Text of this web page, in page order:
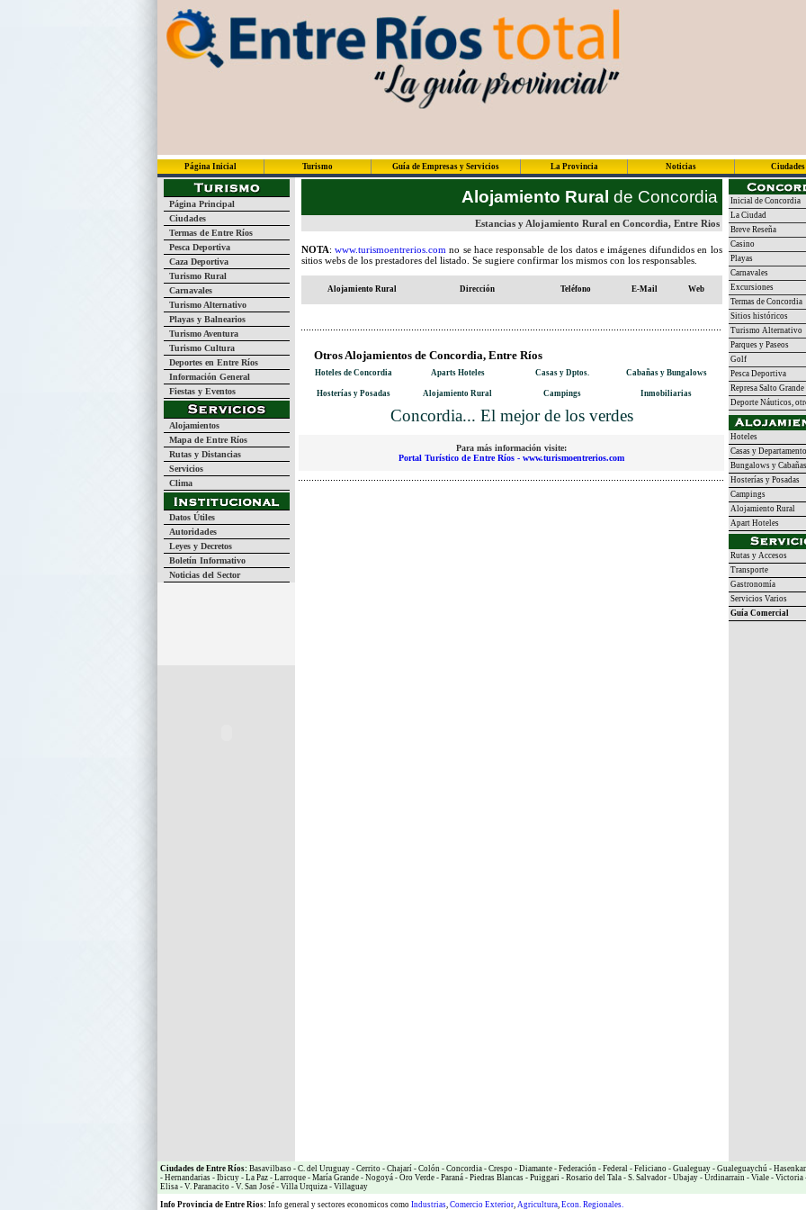
Página Inicial Turismo Guía de Empresas y Servicios La Provincia Noticias Ciudades
Página Principal
Ciudades
Termas de Entre Ríos
Pesca Deportiva
Caza Deportiva
Turismo Rural
Carnavales
Turismo Alternativo
Playas y Balnearios
Turismo Aventura
Turismo Cultura
Deportes en Entre Ríos
Información General
Fiestas y Eventos
Alojamientos
Mapa de Entre Ríos
Rutas y Distancias
Servicios
Clima
Datos Útiles
Autoridades
Leyes y Decretos
Boletín Informativo
Noticias del Sector
Alojamiento Rural de Concordia
Estancias y Alojamiento Rural en Concordia, Entre Rios
NOTA: www.turismoentrerios.com no se hace responsable de los datos e imágenes difundidos en los
sitios webs de los prestadores del listado. Se sugiere confirmar los mismos con los responsables.
Alojamiento Rural Dirección Teléfono E-Mail Web
Otros Alojamientos de Concordia, Entre Ríos
Hoteles de Concordia Aparts Hoteles Casas y Dptos. Cabañas y Bungalows
Hosterías y Posadas Alojamiento Rural Campings Inmobiliarias
Concordia... El mejor de los verdes
Para más información visite:
Portal Turístico de Entre Ríos - www.turismoentrerios.com
Inicial de Concordia
La Ciudad
Breve Reseña
Casino
Playas
Carnavales
Excursiones
Termas de Concordia
Sitios históricos
Turismo Alternativo
Parques y Paseos
Golf
Pesca Deportiva
Represa Salto Grande
Deporte Náuticos,
Hoteles
Casas y
Bungalows y Cabañas
Hosterías y Posadas
Campings
Alojamiento Rural
Apart Hoteles
Rutas y Accesos
Transporte
Gastronomía
Servicios Varios
Guía Comercial
Ciudades de Entre Ríos: Basavilbaso - C. del Uruguay - Cerrito - Chajarí - Colón - Concordia - Crespo - Diamante - Federación - Federal - Feliciano - Gualeguay - Gualeguaychú -
- Hernandarias - Ibicuy - La Paz - Larroque - María Grande - Nogoyá - Oro Verde - Paraná - Piedras Blancas - Puiggari - Rosario del Tala - S. Salvador - Ubajay - Urdinarrain - Viale - Victoria
Elisa - V. Paranacito - V. San José - Villa Urquiza - Villaguay
Info Provincia de Entre Rios: Info general y sectores economicos como Industrias, Comercio Exterior, Agricultura, Econ. Regionales.